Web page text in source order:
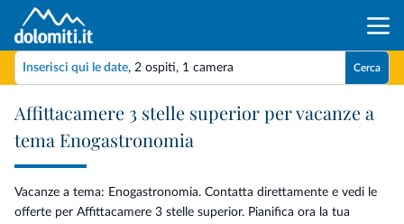
Inserisci qui le date, 2 ospiti, 1 camera Cerca
Affittacamere 3 stelle superior per vacanze a
tema Enogastronomia
Vacanze a tema: Enogastronomia. Contatta direttamente e vedi le
offerte per Affittacamere 3 stelle superior. Pianifica ora la tua